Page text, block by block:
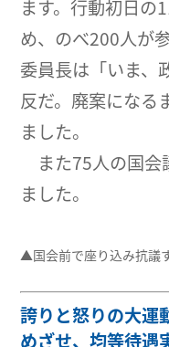
ます。行動初日の
め、のべ200人が
委員長は「いま、
反だ。廃案になる
ました。
また75人の国会
ました。
▲国会前で座り込み抗議
誇りと怒りの大運
めざせ、均等待遇